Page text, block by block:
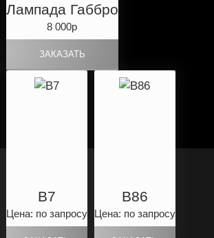
Лампада Габбро
8 000р
B7
Цена: по запросу
B86
Цена: по запросу